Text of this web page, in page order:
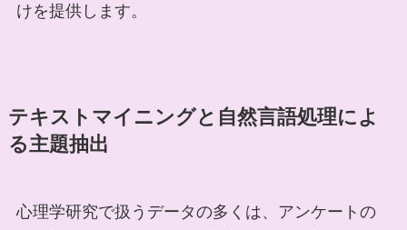
けを提供します。
テキストマイニングと自然言語処理によ
る主題抽出
心理学研究で扱うデータの多くは、アンケートの